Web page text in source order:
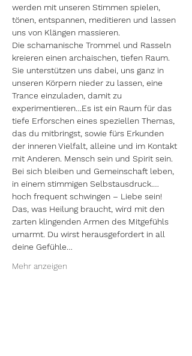
werden mit unseren Stimmen spielen,
tönen, entspannen, meditieren und lassen
uns von Klängen massieren.
Die schamanische Trommel und Rasseln
kreieren einen archaischen, tiefen Raum.
Sie unterstützen uns dabei, uns ganz in
unseren Körpern nieder zu lassen, eine
Trance einzuladen, damit zu
experimentieren…Es ist ein Raum für das
tiefe Erforschen eines speziellen Themas,
das du mitbringst, sowie fürs Erkunden
der inneren Vielfalt, alleine und im Kontakt
mit Anderen. Mensch sein und Spirit sein.
Bei sich bleiben und Gemeinschaft leben,
in einem stimmigen Selbstausdruck.…
hoch frequent schwingen – Liebe sein!
Das, was Heilung braucht, wird mit den
zarten klingenden Armen des Mitgefühls
umarmt. Du wirst herausgefordert in all
deine Gefühle…
Mehr anzeigen